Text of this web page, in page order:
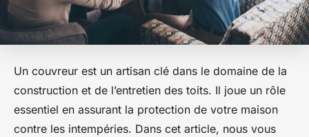
Un couvreur est un artisan clé dans le domaine de la
construction et de l’entretien des toits. Il joue un rôle
essentiel en assurant la protection de votre maison
contre les intempéries. Dans cet article, nous vous